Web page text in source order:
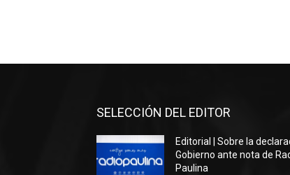
SELECCIÓN DEL EDITOR
Editorial | Sobre la
Gobierno ante nota de
Paulina